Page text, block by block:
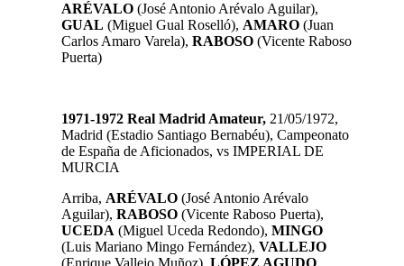
ARÉVALO (José Antonio Arévalo Aguilar),
GUAL (Miguel Gual Roselló), AMARO (Juan
Carlos Amaro Varela), RABOSO (Vicente Raboso
Puerta)
1971-1972 Real Madrid Amateur, 21/05/1972,
Madrid (Estadio Santiago Bernabéu), Campeonato
de España de Aficionados, vs IMPERIAL DE
MURCIA
Arriba, ARÉVALO (José Antonio Arévalo
Aguilar), RABOSO (Vicente Raboso Puerta),
UCEDA (Miguel Uceda Redondo), MINGO
(Luis Mariano Mingo Fernández), VALLEJO